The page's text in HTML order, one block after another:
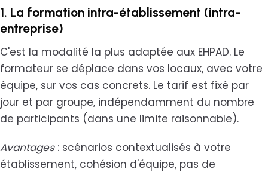
1. La formation intra-établissement (intra-
entreprise)
C'est la modalité la plus adaptée aux EHPAD. Le
formateur se déplace dans vos locaux, avec votre
équipe, sur vos cas concrets. Le tarif est fixé par
jour et par groupe, indépendamment du nombre
de participants (dans une limite raisonnable).
Avantages: scénarios contextualisés à votre
établissement, cohésion d'équipe, pas de